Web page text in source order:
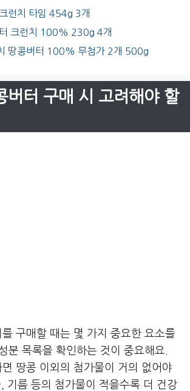
런치 타임 454g 3개
크런치 100% 230g 4개
땅콩버터 100% 무첨가 2개 500g
버터 구매 시 고려해야 할
구매할 때는 몇 가지 중요한 요소를
분 목록을 확인하는 것이 중요해요.
땅콩 이외의 첨가물이 거의 없어야
기름 등의 첨가물이 적을수록 더 건강